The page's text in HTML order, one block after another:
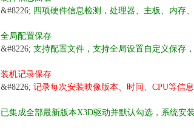
&#8226; 四项硬件信息检测，处理器、主板、内存
全局配置保存
&#8226; 支持配置文件，支持全局设置自定义保存
装机记录保存
&#8226; 记录每次安装映像版本、时间、CPU等信
已集成全部最新版本X3D驱动并默认勾选，系统安